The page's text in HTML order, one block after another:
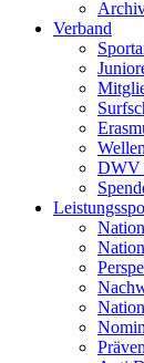
Verband
DWV